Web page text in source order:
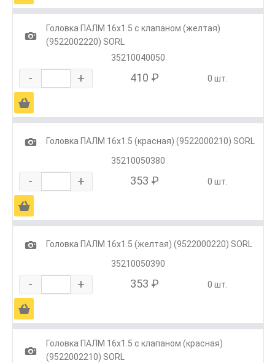
1
Головка ПАЛМ 16х1.5 с клапаном (желтая)
(9522002220) SORL
35210040050
- + 410 ₽ 0 шт.
Ä
1
Головка ПАЛМ 16х1.5 (красная) (9522000210) SORL
35210050380
- + 353 ₽ 0 шт.
Ä
1
Головка ПАЛМ 16х1.5 (желтая) (9522000220) SORL
35210050390
- + 353 ₽ 0 шт.
Ä
1
Головка ПАЛМ 16х1.5 с клапаном (красная)
(9522002210) SORL